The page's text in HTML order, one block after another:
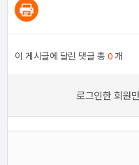
이 게시글에 달린 댓글 총 0개
로그인한 회원